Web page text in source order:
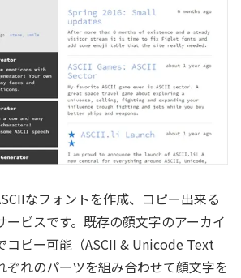
なフォントを作成、コピー出来る
ービスです。既存の顔文字のアーカイ
コピー可能（ASCII & Unicode Text
れのパーツを組み合わせて顔文字を